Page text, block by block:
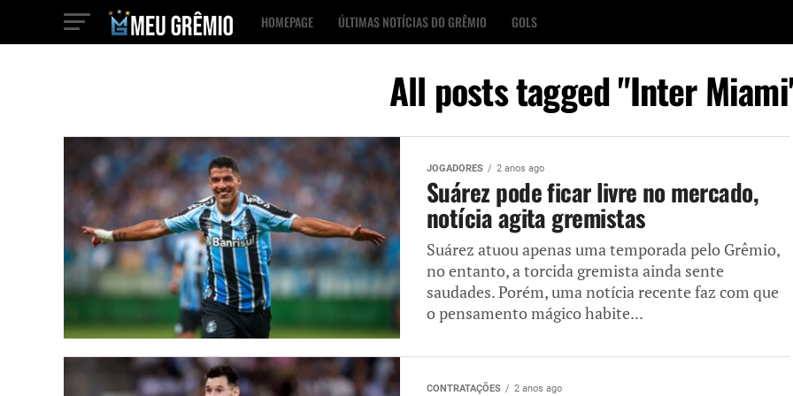
HOMEPAGE ÚLTIMAS NOTÍCIAS DO GRÊMIO GOLS
All posts tagged "Inter
JOGADORES 2 anos ago
Suárez pode ficar livre no mercado,
notícia agita gremistas
Suárez atuou apenas uma temporada pelo Grêmio,
no entanto, a torcida gremista ainda sente
saudades. Porém, uma notícia recente faz com que
o pensamento mágico habite...
CONTRATAÇÕES 2 anos ago